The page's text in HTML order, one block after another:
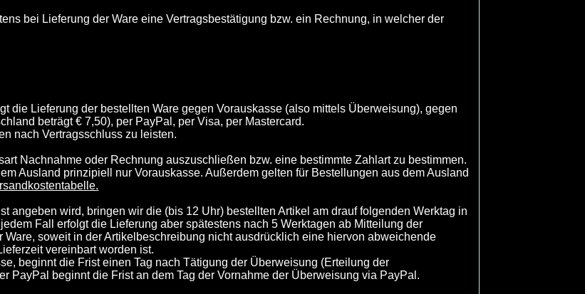
bei Lieferung der Ware eine Vertragsbestätigung bzw. ein Rechnung, in welcher der
die Lieferung der bestellten Ware gegen Vorauskasse (also mittels Überweisung), gegen
beträgt € 7,50), per PayPal, per Visa, per Mastercard.
nach Vertragsschluss zu leisten.
Nachnahme oder Rechnung auszuschließen bzw. eine bestimmte Zahlart zu bestimmen.
Ausland prinzipiell nur Vorauskasse. Außerdem gelten für Bestellungen aus dem Ausland
angeben wird, bringen wir die (bis 12 Uhr) bestellten Artikel am drauf folgenden Werktag in
Fall erfolgt die Lieferung aber spätestens nach 5 Werktagen ab Mitteilung der
soweit in der Artikelbeschreibung nicht ausdrücklich eine hiervon abweichende
vereinbart worden ist.
beginnt die Frist einen Tag nach Tätigung der Überweisung (Erteilung der
PayPal beginnt die Frist an dem Tag der Vornahme der Überweisung via PayPal.